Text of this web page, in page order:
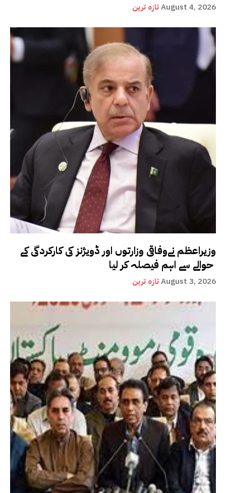
تازہ ترینAugust 4, 2026
وزیراعظم نےوفاقی وزارتوں اور ڈویژنز کی کارکردگی کے
تازہ ترینAugust 3, 2026